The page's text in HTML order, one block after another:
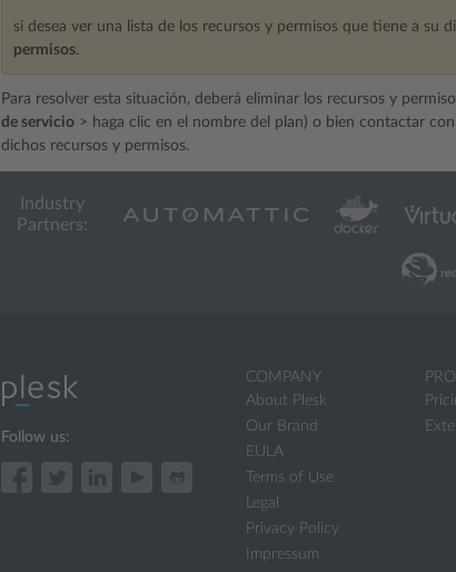
si desea ver una lista de los recursos y permisos que tiene a su
permisos.
Para resolver esta situación, deberá eliminar los recursos y
de servicio > haga clic en el nombre del plan) o bien contactar
dichos recursos y permisos.
Industry
Partners:
Follow us:
COMPANY
About Plesk
Our Brand
EULA
Terms of Use
Legal
Privacy Policy
Impressum